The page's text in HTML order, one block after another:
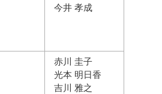
今井 孝成
赤川 圭子
光本 明日香
吉川 雅之